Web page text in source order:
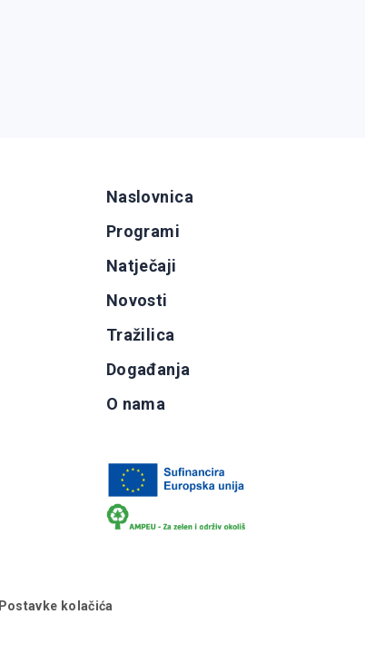
Naslovnica
Programi
Natječaji
Novosti
Tražilica
Događanja
O nama
Postavke kolačića